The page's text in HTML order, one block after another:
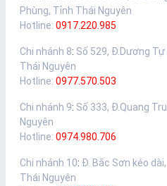
Phùng, Tỉnh Thái Nguyên
Hotline: 0917.220.985
Chi nhánh 8: Số 529, Đ.Dương Tự
Thái Nguyên
Hotline: 0977.570.503
Chi nhánh 9: Số 333, Đ.Quang
Nguyên
Hotline: 0974.980.706
Chi nhánh 10: Đ. Bắc Sơn kéo
Thái Nguyên